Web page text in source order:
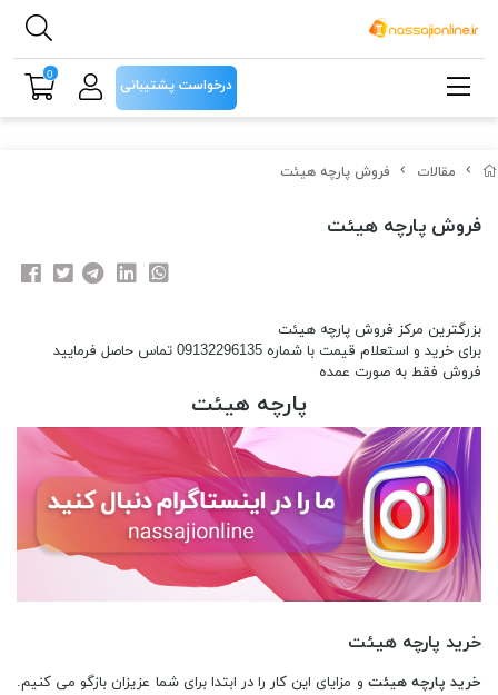
مقالات فروش پارچه هیئت
فروش پارچه هیئت
بزرگترین مرکز فروش پارچه هیئت
برای خرید و استعلام قیمت با شماره 09132296135 تماس حاصل فرمایید
فروش فقط به صورت عمده
پارچه هیئت
خرید پارچه هیئت
خرید پارچه هیئت و مزایای این کار را در ابتدا برای شما عزیزان بازگو می کنیم.
درخواست پشتیبانی
0